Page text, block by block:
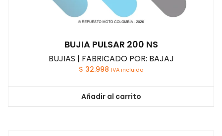
BUJIA PULSAR 200 NS
BUJIAS | FABRICADO POR: BAJAJ
$ 32.998 IVA incluido
Añadir al carrito